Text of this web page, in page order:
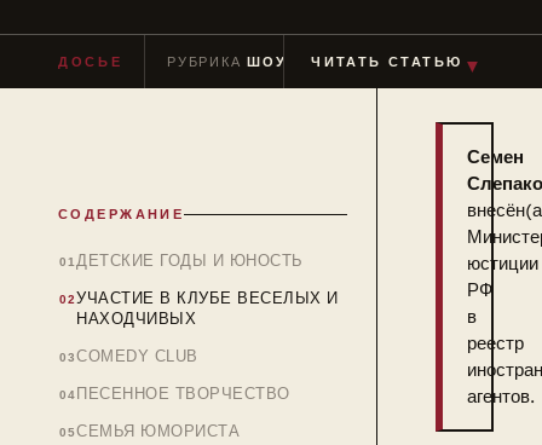
ДОСЬЕ РУБРИКАШОУ-БИЗНЕС ЧТЕНИЕ
ЧИТАТЬ СТАТЬЮ ▼
СОДЕРЖАНИЕ
ДЕТСКИЕ ГОДЫ И ЮНОСТЬ
УЧАСТИЕ В КЛУБЕ ВЕСЕЛЫХ И
НАХОДЧИВЫХ
COMEDY CLUB
ПЕСЕННОЕ ТВОРЧЕСТВО
СЕМЬЯ ЮМОРИСТА
Семен
юстиции
РФ
в
реестр
агентов.